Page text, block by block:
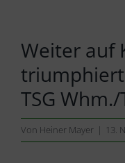
Weiter auf
triumphiert
TSG
Von Heiner Mayer | 13.